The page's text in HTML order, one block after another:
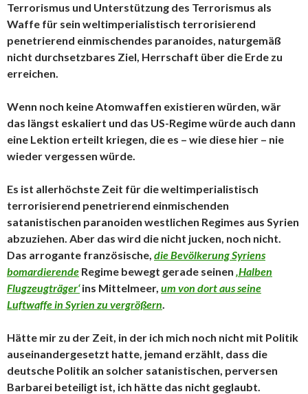
Terrorismus und Unterstützung des Terrorismus als
Waffe für sein weltimperialistisch terrorisierend
penetrierend einmischendes paranoides, naturgemäß
nicht durchsetzbares Ziel, Herrschaft über die Erde zu
erreichen.
Wenn noch keine Atomwaffen existieren würden, wär
das längst eskaliert und das US-Regime würde auch dann
eine Lektion erteilt kriegen, die es – wie diese hier – nie
wieder vergessen würde.
Es ist allerhöchste Zeit für die weltimperialistisch
terrorisierend penetrierend einmischenden
satanistischen paranoiden westlichen Regimes aus Syrien
abzuziehen. Aber das wird die nicht jucken, noch nicht.
Das arrogante französische, die Bevölkerung Syriens
bomardierende Regime bewegt gerade seinen ‚Halben
Flugzeugträger‘ins Mittelmeer, um von dort aus seine
Luftwaffe in Syrien zu vergrößern.
Hätte mir zu der Zeit, in der ich mich noch nicht mit Politik
auseinandergesetzt hatte, jemand erzählt, dass die
deutsche Politik an solcher satanistischen, perversen
Barbarei beteiligt ist, ich hätte das nicht geglaubt.